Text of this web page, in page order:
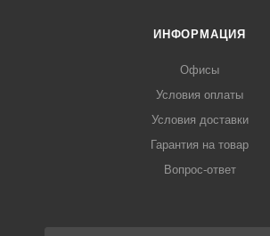
ИНФОРМАЦИЯ
Офисы
Условия оплаты
Условия доставки
Гарантия на товар
Вопрос-ответ